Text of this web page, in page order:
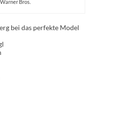
Warner Bros.
bei das perfekte Model